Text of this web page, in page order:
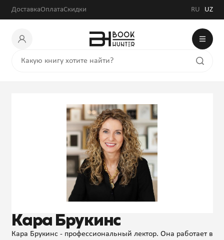
ДоставкаОплатаСкидки RU UZ
Кара Брукинс
Кара Брукинс - профессиональный лектор. Она работает в